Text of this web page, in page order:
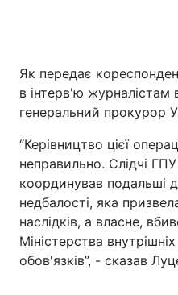
Головна
Україна
Економіка
Як передає
в інтерв'ю журналістам
генеральний прокурор
“Керівництво цієї
неправильно. Слідчі
координував подальші
недбалості, яка
наслідків, а власне,
Міністерства
обов'язків”, - сказав